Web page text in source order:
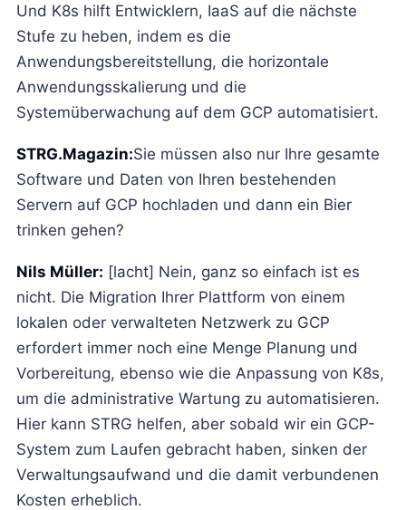
Und K8s hilft Entwicklern, IaaS auf die nächste
Stufe zu heben, indem es die
Anwendungsbereitstellung, die horizontale
Anwendungsskalierung und die
Systemüberwachung auf dem GCP automatisiert.
STRG.Magazin:Sie müssen also nur Ihre gesamte
Software und Daten von Ihren bestehenden
Servern auf GCP hochladen und dann ein Bier
trinken gehen?
Nils Müller: [lacht] Nein, ganz so einfach ist es
nicht. Die Migration Ihrer Plattform von einem
lokalen oder verwalteten Netzwerk zu GCP
erfordert immer noch eine Menge Planung und
Vorbereitung, ebenso wie die Anpassung von K8s,
um die administrative Wartung zu automatisieren.
Hier kann STRG helfen, aber sobald wir ein GCP-
System zum Laufen gebracht haben, sinken der
Verwaltungsaufwand und die damit verbundenen
Kosten erheblich.